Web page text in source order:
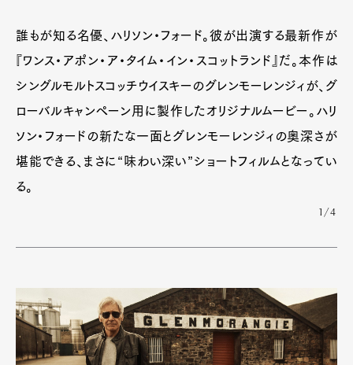
誰もが知る名優、ハリソン・フォード。彼が出演する最新作が
『ワンス・アポン・ア・タイム・イン・スコットランド』だ。本作は
シングルモルトスコッチウイスキーのグレンモーレンジィが、グ
ローバルキャンペーン用に製作したオリジナルムービー。ハリ
ソン・フォードの新たな一面とグレンモーレンジィの奥深さが
堪能できる、まさに“味わい深い”ショートフィルムとなってい
る。
1/4